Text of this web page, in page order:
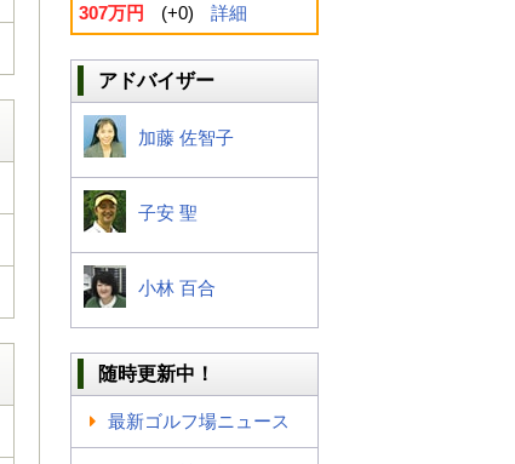
307万円
(+0) 詳細
アドバイザー
加藤 佐智子
子安 聖
小林 百合
随時更新中！
最新ゴルフ場ニュース